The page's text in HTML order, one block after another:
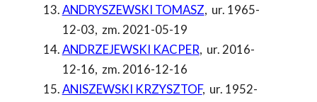
ANDRYSZEWSKI TOMASZ, ur. 1965-
12-03, zm. 2021-05-19
ANDRZEJEWSKI KACPER, ur. 2016-
12-16, zm. 2016-12-16
ANISZEWSKI KRZYSZTOF, ur. 1952-